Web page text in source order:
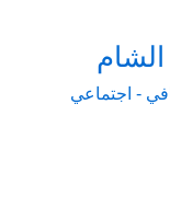
- اجتماعي